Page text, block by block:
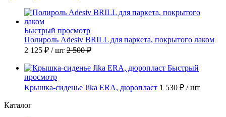
Быстрый просмотр
Полироль Adesiv BRILL для паркета, покрытого лаком
2 125 ₽ / шт 2 500 ₽
Быстрый
просмотр
Крышка-сиденье Jika ERA, дюропласт 1 530 ₽ / шт
Каталог